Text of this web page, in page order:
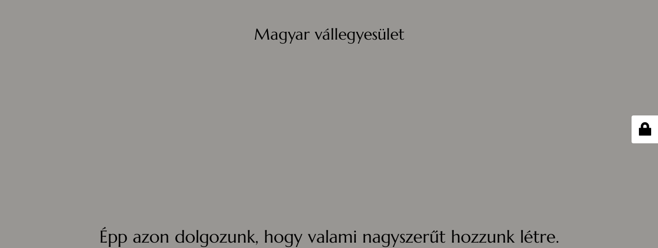
Magyar vállegyesület
Épp azon dolgozunk, hogy valami nagyszerűt hozzunk létre.